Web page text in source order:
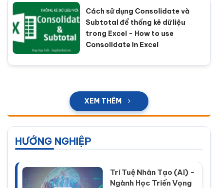
Cách sử dụng Consolidate và
Subtotal để thống kê dữ liệu
trong Excel - How to use
Consolidate in Excel
XEM THÊM
HƯỚNG NGHIỆP
Trí Tuệ Nhân Tạo (AI) –
Ngành Học Triển Vọng